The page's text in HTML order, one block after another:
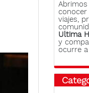
viajes,
Ultima
y
ocurre